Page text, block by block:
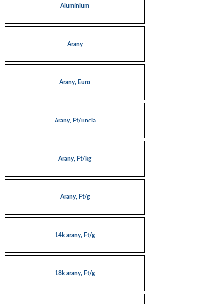
Alumínium
Arany
Arany, Euro
Arany, Ft/uncia
Arany, Ft/kg
Arany, Ft/g
14k arany, Ft/g
18k arany, Ft/g